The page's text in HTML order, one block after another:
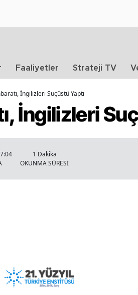
Faaliyetler Strateji TV
İngilizleri Suçüstü Yaptı
İngilizleri
1 Dakika
OKUNMA SÜRESİ